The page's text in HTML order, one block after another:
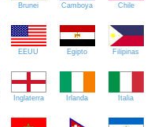
Brunei Camboya Chile
EEUU Egipto Filipinas
Inglaterra Irlanda Italia